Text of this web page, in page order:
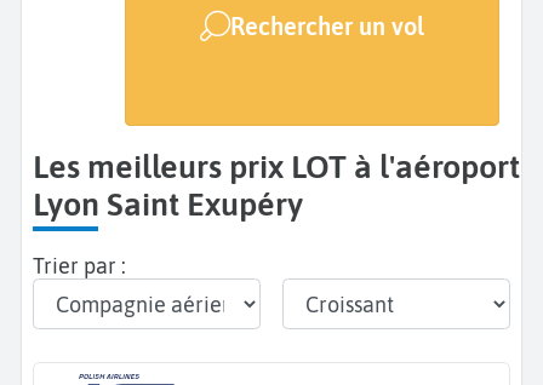
Rechercher un vol
Les meilleurs prix LOT à l'aéroport
Lyon Saint Exupéry
Trier par :